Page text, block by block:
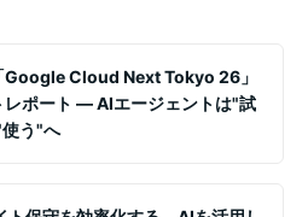
Google Cloud Next Tokyo 26」
レポート ― AIエージェントは"試
う"へ